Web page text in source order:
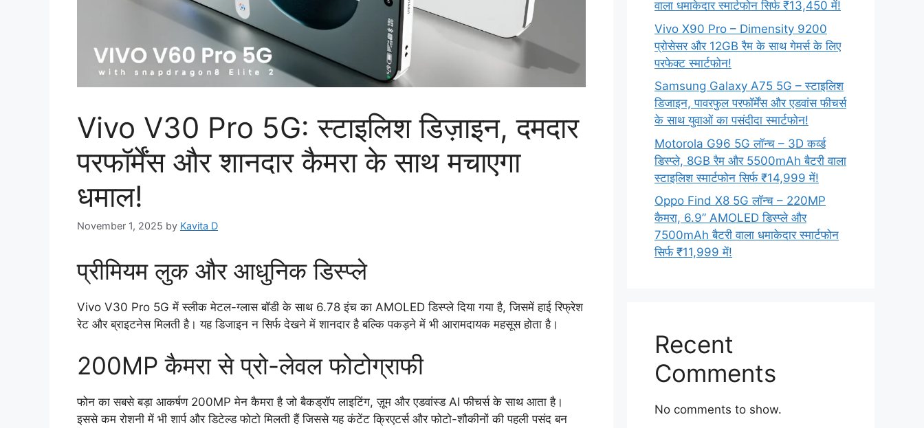
Vivo V30 Pro 5G: स्टाइलिश डिज़ाइन, दमदार
परफॉर्मेंस और शानदार कैमरा के साथ मचाएगा
धमाल!
November 1, 2025 by Kavita D
प्रीमियम लुक और आधुनिक डिस्प्ले
Vivo V30 Pro 5G में स्लीक मेटल-ग्लास बॉडी के साथ 6.78 इंच का AMOLED डिस्प्ले दिया गया है, जिसमें हाई रिफ्रेश
रेट और ब्राइटनेस मिलती है। यह डिजाइन न सिर्फ देखने में शानदार है बल्कि पकड़ने में भी आरामदायक महसूस होता है।
200MP कैमरा से प्रो-लेवल फोटोग्राफी
फोन का सबसे बड़ा आकर्षण 200MP मेन कैमरा है जो बैकड्रॉप लाइटिंग, ज़ूम और एडवांस्ड AI फीचर्स के साथ आता है।
इससे कम रोशनी में भी शार्प और डिटेल्ड फोटो मिलती हैं जिससे यह कंटेंट क्रिएटर्स और फोटो-शौकीनों की पहली पसंद बन
वाला धमाकेदार स्मार्टफोन सिर्फ ₹13,450 में!
Vivo X90 Pro – Dimensity 9200
प्रोसेसर और 12GB रैम के साथ गेमर्स के लिए
परफेक्ट स्मार्टफोन!
Samsung Galaxy A75 5G – स्टाइलिश
डिजाइन, पावरफुल परफॉर्मेंस और एडवांस फीचर्स
के साथ युवाओं का पसंदीदा स्मार्टफोन!
Motorola G96 5G लॉन्च – 3D कर्व्ड
डिस्प्ले, 8GB रैम और 5500mAh बैटरी वाला
स्टाइलिश स्मार्टफोन सिर्फ ₹14,999 में!
Oppo Find X8 5G लॉन्च – 220MP
कैमरा, 6.9” AMOLED डिस्प्ले और
7500mAh बैटरी वाला धमाकेदार स्मार्टफोन
सिर्फ ₹11,999 में!
Recent
Comments
No comments to show.